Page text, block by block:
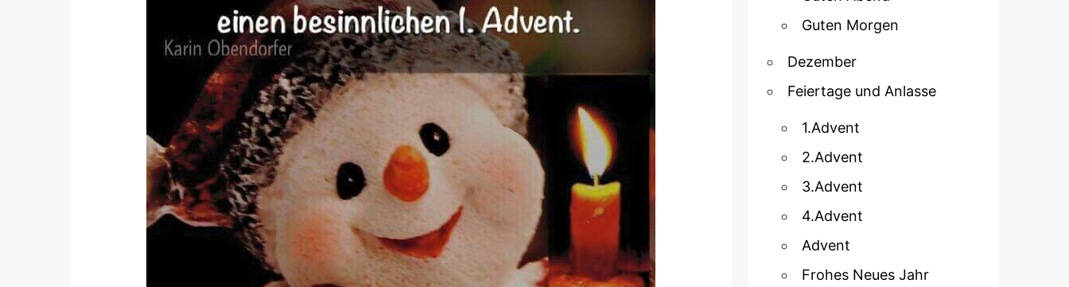
Guten Morgen
Dezember
Feiertage und Anlasse
1.Advent
2.Advent
3.Advent
4.Advent
Advent
Frohes Neues Jahr